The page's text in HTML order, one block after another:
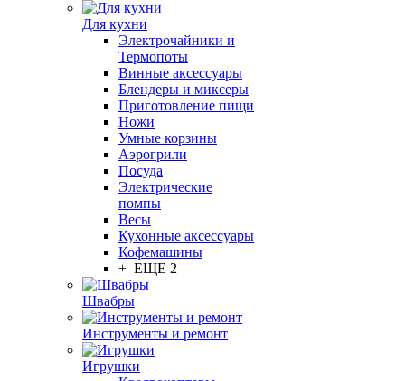
Для кухни
Электрочайники и
Термопоты
Винные аксессуары
Блендеры и миксеры
Приготовление пищи
Ножи
Умные корзины
Аэрогрили
Посуда
Электрические
помпы
Весы
Кухонные аксессуары
Кофемашины
+ ЕЩЕ 2
Швабры
Инструменты и ремонт
Игрушки